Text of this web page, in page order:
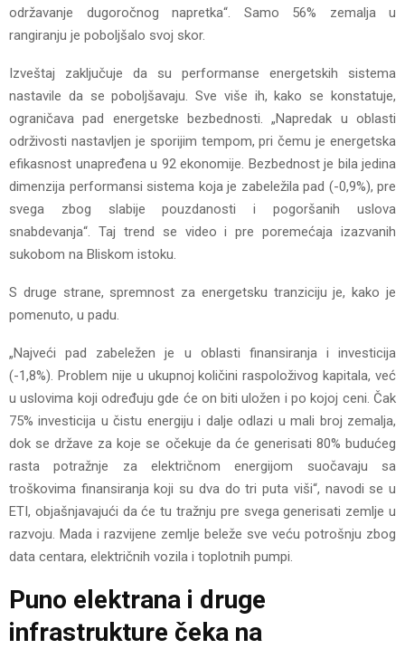
održavanje dugoročnog napretka“. Samo 56% zemalja u
rangiranju je poboljšalo svoj skor.
Izveštaj zaključuje da su performanse energetskih sistema
nastavile da se poboljšavaju. Sve više ih, kako se konstatuje,
ograničava pad energetske bezbednosti. „Napredak u oblasti
održivosti nastavljen je sporijim tempom, pri čemu je energetska
efikasnost unapređena u 92 ekonomije. Bezbednost je bila jedina
dimenzija performansi sistema koja je zabeležila pad (-0,9%), pre
svega zbog slabije pouzdanosti i pogoršanih uslova
snabdevanja“. Taj trend se video i pre poremećaja izazvanih
sukobom na Bliskom istoku.
S druge strane, spremnost za energetsku tranziciju je, kako je
pomenuto, u padu.
„Najveći pad zabeležen je u oblasti finansiranja i investicija
(-1,8%). Problem nije u ukupnoj količini raspoloživog kapitala, već
u uslovima koji određuju gde će on biti uložen i po kojoj ceni. Čak
75% investicija u čistu energiju i dalje odlazi u mali broj zemalja,
dok se države za koje se očekuje da će generisati 80% budućeg
rasta potražnje za električnom energijom suočavaju sa
troškovima finansiranja koji su dva do tri puta viši“, navodi se u
ETI, objašnjavajući da će tu tražnju pre svega generisati zemlje u
razvoju. Mada i razvijene zemlje beleže sve veću potrošnju zbog
data centara, električnih vozila i toplotnih pumpi.
Puno elektrana i druge
infrastrukture čeka na